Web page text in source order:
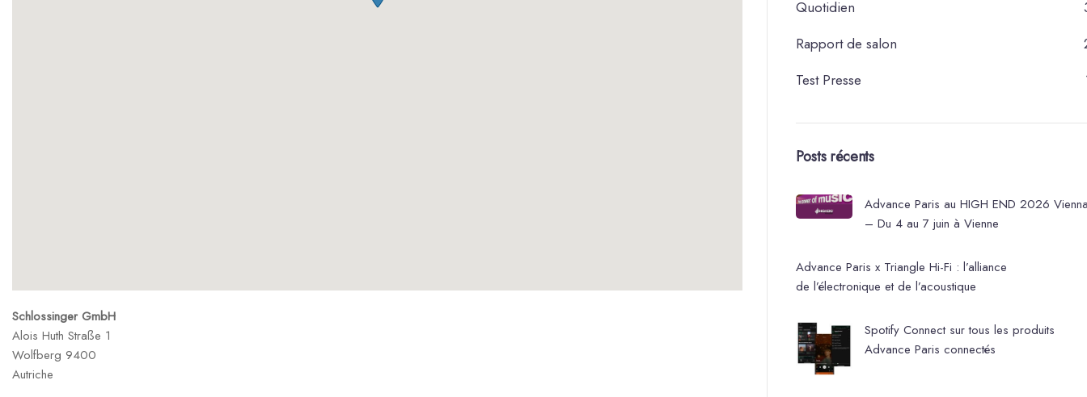
Schlossinger GmbH
Alois Huth Straße 1
Wolfberg 9400
Autriche
Quotidien
Rapport de salon
Test Presse
Posts récents
Advance Paris au HIGH END 2026
– Du 4 au 7 juin à Vienne
Advance Paris x Triangle Hi-Fi : l’alliance
de l’électronique et de l’acoustique
Spotify Connect sur tous les produits
Advance Paris connectés